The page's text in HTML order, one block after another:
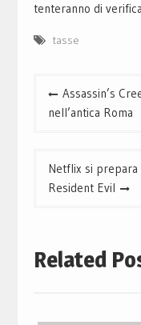
tenteranno di
tasse
Navigazione
articoli
Assassin’s
nell’antica Roma
Netflix si prepara
Resident Evil
Related